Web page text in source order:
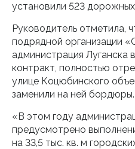
установили 523 дорожных
Руководитель отметила,
подрядной организации
администрация Луганска
контракт, полностью
улице Коцюбинского
заменили на ней бордюры.
«В этом году
предусмотрено
на 33,5 тыс. кв. м